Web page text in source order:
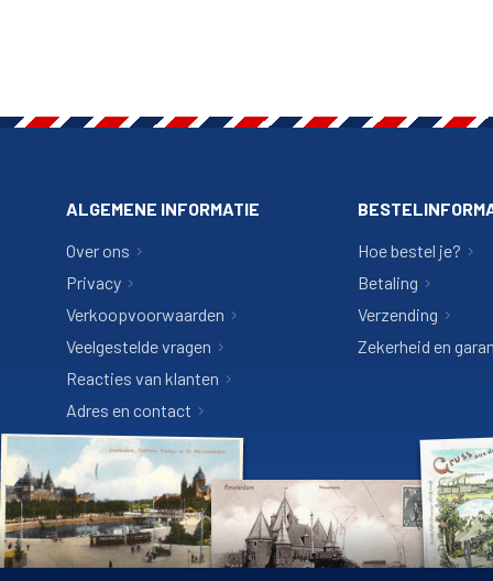
ALGEMENE INFORMATIE
Over ons
Privacy
Verkoopvoorwaarden
Veelgestelde vragen
Reacties van klanten
Adres en contact
Hoe bestel je?
Betaling
Verzending
Zekerheid en